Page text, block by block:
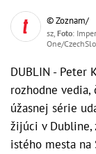
© Zoznam/
sz, Foto:
One/
DUBLIN - Peter
rozhodne vedia,
úžasnej série
žijúci v Dubline,
istého mesta na